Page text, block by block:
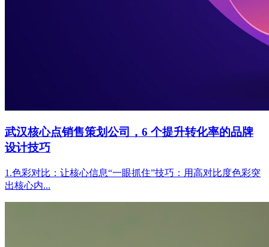
武汉核心点销售策划公司，6 个提升转化率的品牌
设计技巧
1.色彩对比：让核心信息“一眼抓住”技巧：用高对比度色彩突
出核心内...